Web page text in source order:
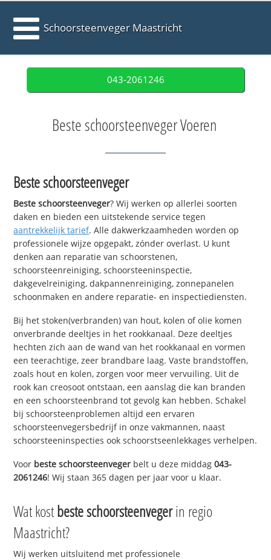
Schoorsteenveger Maastricht
043-2061246
Beste schoorsteenveger Voeren
Beste schoorsteenveger
Beste schoorsteenveger? Wij werken op allerlei soorten
daken en bieden een uitstekende service tegen
aantrekkelijk tarief. Alle dakwerkzaamheden worden op
professionele wijze opgepakt, zónder overlast. U kunt
denken aan reparatie van schoorstenen,
schoorsteenreiniging, schoorsteeninspectie,
dakgevelreiniging, dakpannenreiniging, zonnepanelen
schoonmaken en andere reparatie- en inspectiediensten.
Bij het stoken(verbranden) van hout, kolen of olie komen
onverbrande deeltjes in het rookkanaal. Deze deeltjes
hechten zich aan de wand van het rookkanaal en vormen
een teerachtige, zeer brandbare laag. Vaste brandstoffen,
zoals hout en kolen, zorgen voor meer vervuiling. Uit de
rook kan creosoot ontstaan, een aanslag die kan branden
en een schoorsteenbrand tot gevolg kan hebben. Schakel
bij schoorsteenproblemen altijd een ervaren
schoorsteenvegersbedrijf in onze vakmannen, naast
schoorsteeninspecties ook schoorstseenlekkages verhelpen.
Voor beste schoorsteenveger belt u deze middag043-
2061246! Wij staan 365 dagen per jaar voor u klaar.
Wat kostbeste schoorsteenvegerin regio
Maastricht?
Wij werken uitsluitend met professionele